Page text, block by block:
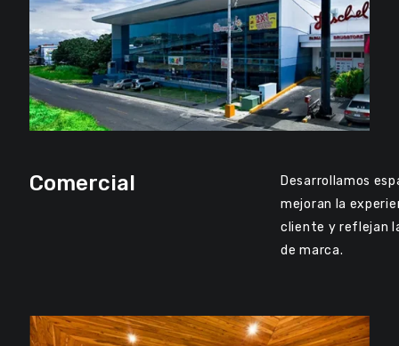
Comercial
Desarrollamos
mejoran la
cliente y reflejan
de marca.